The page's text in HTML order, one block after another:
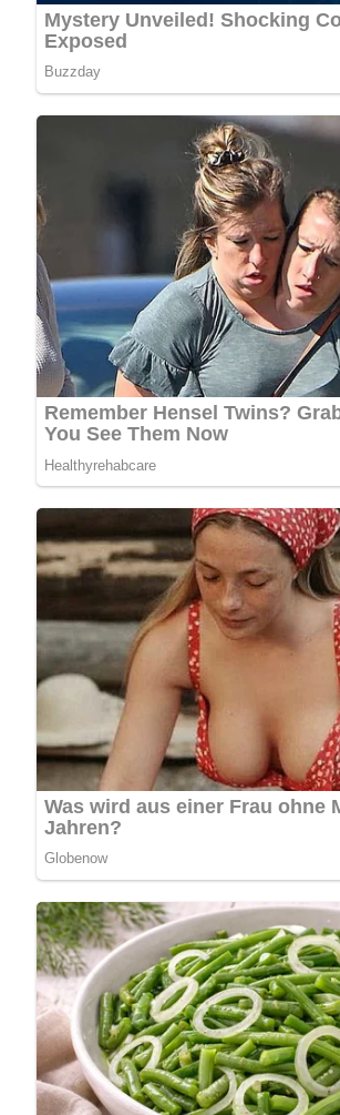
Diese Zutaten
2 gewässerte Salzheringe
5 gekochte Kartoffeln
2 kleine Zwiebeln
1 Tasse Essigwasser
150 g Fleischsalat
2 Eßlöffel Öl
Salz
Lob, Kritik, Fragen oder Anregungen
eine Bewertung!
Und so wird es
Die gewässerten, filierten und
Apfel, Gurke und Zwiebeln, fein
Die aus den Häutchen geschabte
Ebenso wie Fleischsalat und Öl zu
Zugedeckt durchziehen lassen
Kennst du schon unser tolles DDR-
Pin mich!